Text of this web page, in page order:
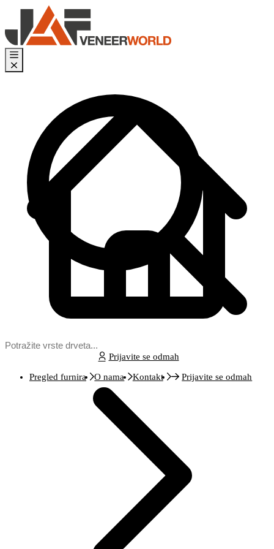
Prijavite se odmah
Pregled furnira O nama Kontakt Prijavite se odmah